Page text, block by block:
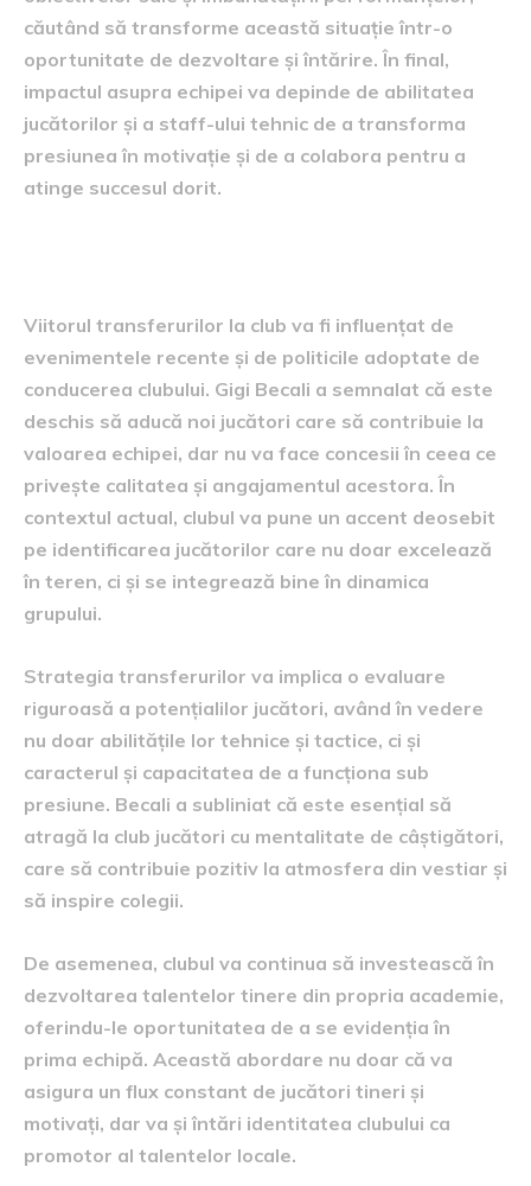
căutând să transforme această situație într-o
oportunitate de dezvoltare și întărire. În final,
impactul asupra echipei va depinde de abilitatea
jucătorilor și a staff-ului tehnic de a transforma
presiunea în motivație și de a colabora pentru a
atinge succesul dorit.
Viitorul transferurilor la club va fi influențat de
evenimentele recente și de politicile adoptate de
conducerea clubului. Gigi Becali a semnalat că este
deschis să aducă noi jucători care să contribuie la
valoarea echipei, dar nu va face concesii în ceea ce
privește calitatea și angajamentul acestora. În
contextul actual, clubul va pune un accent deosebit
pe identificarea jucătorilor care nu doar excelează
în teren, ci și se integrează bine în dinamica
grupului.
Strategia transferurilor va implica o evaluare
riguroasă a potențialilor jucători, având în vedere
nu doar abilitățile lor tehnice și tactice, ci și
caracterul și capacitatea de a funcționa sub
presiune. Becali a subliniat că este esențial să
atragă la club jucători cu mentalitate de câștigători,
care să contribuie pozitiv la atmosfera din vestiar și
să inspire colegii.
De asemenea, clubul va continua să investească în
dezvoltarea talentelor tinere din propria academie,
oferindu-le oportunitatea de a se evidenția în
prima echipă. Această abordare nu doar că va
asigura un flux constant de jucători tineri și
motivați, dar va și întări identitatea clubului ca
promotor al talentelor locale.